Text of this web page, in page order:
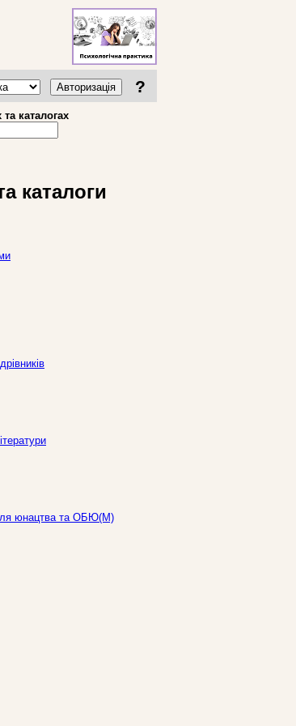
Авторизація ?
каталогах
каталоги
юнацтва та ОБЮ(М)